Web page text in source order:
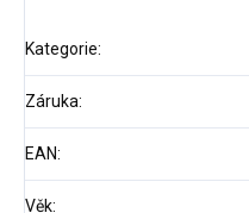
Kategorie:
Záruka:
EAN:
Věk: